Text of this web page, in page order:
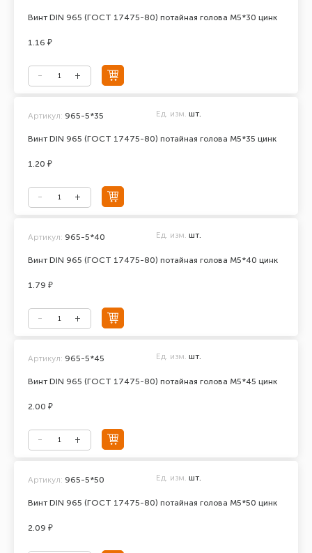
Винт DIN 965 (ГОСТ 17475-80) потайная голова М5*30 цинк
1.16 ₽
Винт DIN 965 (ГОСТ 17475-80) потайная голова М5*35 цинк
Артикул: 965-5*35 Ед. изм. шт.
1.20 ₽
Винт DIN 965 (ГОСТ 17475-80) потайная голова М5*40 цинк
Артикул: 965-5*40 Ед. изм. шт.
1.79 ₽
Винт DIN 965 (ГОСТ 17475-80) потайная голова М5*45 цинк
Артикул: 965-5*45 Ед. изм. шт.
2.00 ₽
Винт DIN 965 (ГОСТ 17475-80) потайная голова М5*50 цинк
Артикул: 965-5*50 Ед. изм. шт.
2.09 ₽